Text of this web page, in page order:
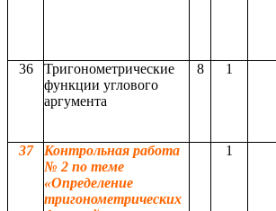
36
Тригонометрические
функции углового
аргумента
8 1
37
Контрольная работа
№ 2 по теме
«Определение
тригонометрических
1